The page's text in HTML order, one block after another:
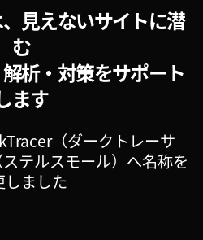
見えないサイトに潜
む
析・対策をサポート
ます
（ダークトレーサ
テルスモール）へ名称を
しました